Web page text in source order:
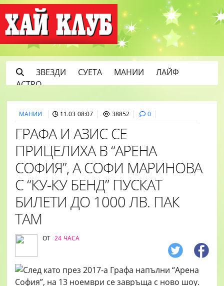
ЗВЕЗДИ СУЕТА МАНИИ
ЛАЙФ
АСТРО
МАНИИ 11.03 08:07 38852 0
ГРАФА И АЗИС СЕ
ПРИЦЕЛИХА В “АРЕНА
СОФИЯ”, А СОФИ МАРИНОВА
С “КУ-КУ БЕНД” ПУСКАТ
БИЛЕТИ ДО 1000 ЛВ. ПАК
ТАМ
ОТ 24 ЧАСА